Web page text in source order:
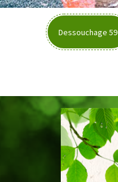
Dessouchage 59